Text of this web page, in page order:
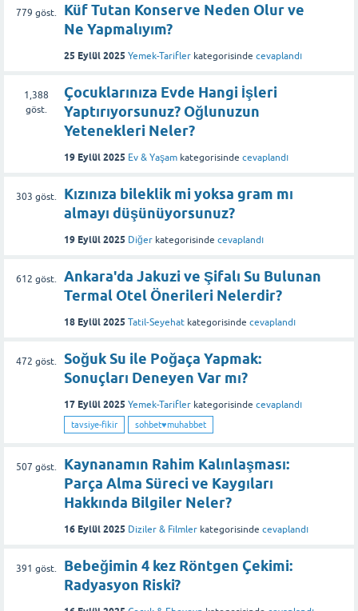
779 göst.
Küf Tutan Konserve Neden Olur ve
Ne Yapmalıyım?
25 Eylül 2025 Yemek-Tarifler kategorisinde cevaplandı
1,388
göst.
Çocuklarınıza Evde Hangi İşleri
Yaptırıyorsunuz? Oğlunuzun
Yetenekleri Neler?
19 Eylül 2025 Ev & Yaşam kategorisinde cevaplandı
303 göst.
Kızınıza bileklik mi yoksa gram mı
almayı düşünüyorsunuz?
19 Eylül 2025 Diğer kategorisinde cevaplandı
612 göst.
Ankara'da Jakuzi ve Şifalı Su Bulunan
Termal Otel Önerileri Nelerdir?
18 Eylül 2025 Tatil-Seyehat kategorisinde cevaplandı
472 göst.
Soğuk Su ile Poğaça Yapmak:
Sonuçları Deneyen Var mı?
17 Eylül 2025 Yemek-Tarifler kategorisinde cevaplandı
tavsiye-fikir sohbet♥️muhabbet
507 göst.
Kaynanamın Rahim Kalınlaşması:
Parça Alma Süreci ve Kaygıları
Hakkında Bilgiler Neler?
16 Eylül 2025 Diziler & Filmler kategorisinde cevaplandı
391 göst.
Bebeğimin 4 kez Röntgen Çekimi:
Radyasyon Riski?